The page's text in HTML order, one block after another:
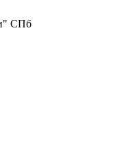
СПб